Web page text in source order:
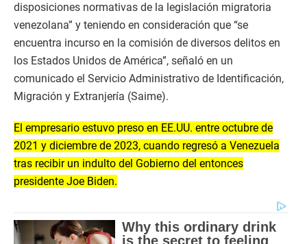
disposiciones normativas de la legislación migratoria
venezolana” y teniendo en consideración que “se
encuentra incurso en la comisión de diversos delitos en
los Estados Unidos de América”, señaló en un
comunicado el Servicio Administrativo de Identificación,
Migración y Extranjería (Saime).
El empresario estuvo preso en EE.UU. entre octubre de
2021 y diciembre de 2023, cuando regresó a Venezuela
tras recibir un indulto del Gobierno del entonces
presidente Joe Biden.